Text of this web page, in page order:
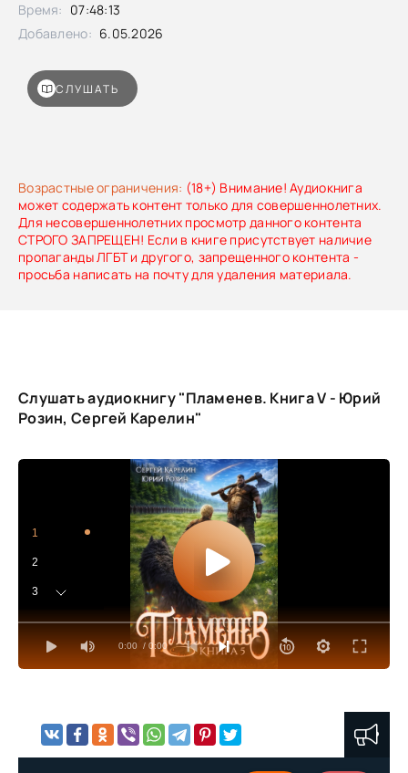
Возрастные ограничения: (18+) Внимание! Аудиокнига
может содержать контент только для совершеннолетних.
Для несовершеннолетних просмотр данного контента
СТРОГО ЗАПРЕЩЕН! Если в книге присутствует наличие
пропаганды ЛГБТ и другого, запрещенного контента -
просьба написать на почту для удаления материала.
СЛУШАТЬ
Время: 07:48:13
Добавлено: 6.05.2026
Слушать аудиокнигу "Пламенев. Книга V - Юрий
Розин, Сергей Карелин"
0:00 / 0:00
1
2
3
4